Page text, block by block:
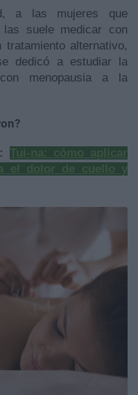
a las mujeres que
suele medicar con
tratamiento alternativo,
dedicó a estudiar la
menopausia a la